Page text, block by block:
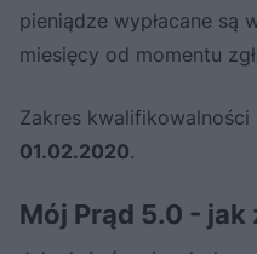
pieniądze wypłacane są
miesięcy od momentu
Zakres
01.02.2020.
Mój Prąd 5.0 - jak